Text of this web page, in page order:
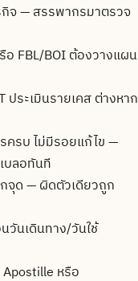
กิจ — สรรพากรมาตรวจ
FBL/BOI ต้องวางแผน
ประเมินรายเคส ต่างหาก
ครบ ไม่มีรอยแก้ไข —
บลอทันที
จุด — ผิดตัวเดียวถูก
วันเดินทาง/วันใช้
หรือ